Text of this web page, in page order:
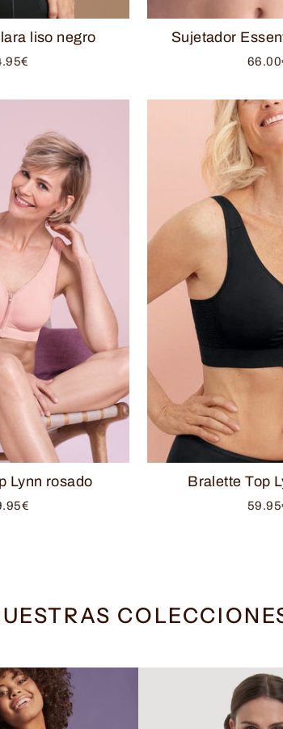
liso negro Sujetador
Lynn rosado Bralette Top